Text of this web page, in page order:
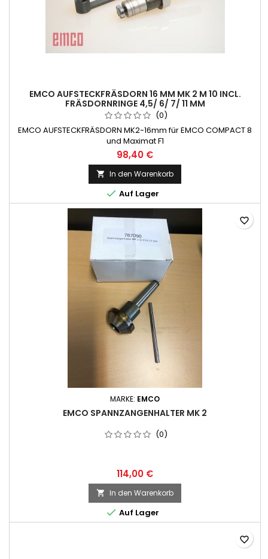
EMCO AUFSTECKFRÄSDORN 16 MM MK 2 M 10 INCL.
FRÄSDORNRINGE 4,5/ 6/ 7/ 11 MM
(0)
EMCO AUFSTECKFRÄSDORN MK2-16mm für EMCO COMPACT 8
und Maximat F1
98,40 €
 In den Warenkorb
 Auf Lager
MARKE: EMCO
EMCO SPANNZANGENHALTER MK 2
(0)
114,00 €
 In den Warenkorb
 Auf Lager
favorite_border
favorite_border